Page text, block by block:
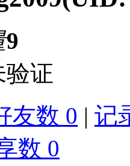
9
验证
友数 0 | 记
数 0